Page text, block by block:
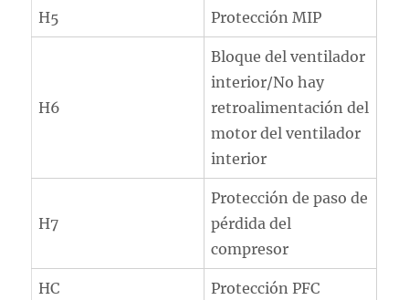
H5 Protección MIP
H6
Bloque del ventilador
interior/No hay
retroalimentación del
motor del ventilador
interior
H7
Protección de paso de
pérdida del
compresor
HC Protección PFC